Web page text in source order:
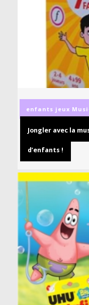
enfants jeux
Jongler avec la
d’enfants !